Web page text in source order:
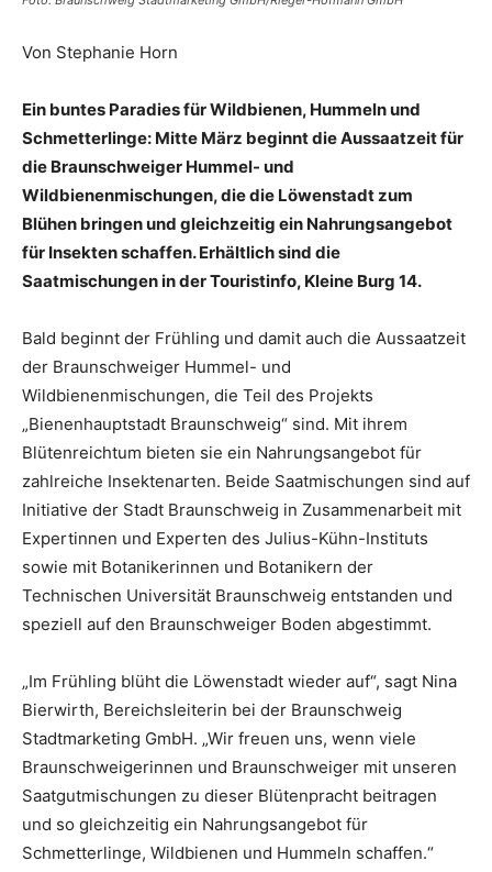
Von Stephanie Horn
Ein buntes Paradies für Wildbienen, Hummeln und
Schmetterlinge: Mitte März beginnt die Aussaatzeit für
die Braunschweiger Hummel- und
Wildbienenmischungen, die die Löwenstadt zum
Blühen bringen und gleichzeitig ein Nahrungsangebot
für Insekten schaffen. Erhältlich sind die
Saatmischungen in der Touristinfo, Kleine Burg 14.
Bald beginnt der Frühling und damit auch die Aussaatzeit
der Braunschweiger Hummel- und
Wildbienenmischungen, die Teil des Projekts
„Bienenhauptstadt Braunschweig“ sind. Mit ihrem
Blütenreichtum bieten sie ein Nahrungsangebot für
zahlreiche Insektenarten. Beide Saatmischungen sind auf
Initiative der Stadt Braunschweig in Zusammenarbeit mit
Expertinnen und Experten des Julius-Kühn-Instituts
sowie mit Botanikerinnen und Botanikern der
Technischen Universität Braunschweig entstanden und
speziell auf den Braunschweiger Boden abgestimmt.
„Im Frühling blüht die Löwenstadt wieder auf“, sagt Nina
Bierwirth, Bereichsleiterin bei der Braunschweig
Stadtmarketing GmbH. „Wir freuen uns, wenn viele
Braunschweigerinnen und Braunschweiger mit unseren
Saatgutmischungen zu dieser Blütenpracht beitragen
und so gleichzeitig ein Nahrungsangebot für
Schmetterlinge, Wildbienen und Hummeln schaffen.“